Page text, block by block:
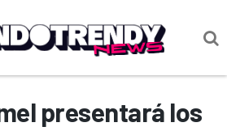
presentará los